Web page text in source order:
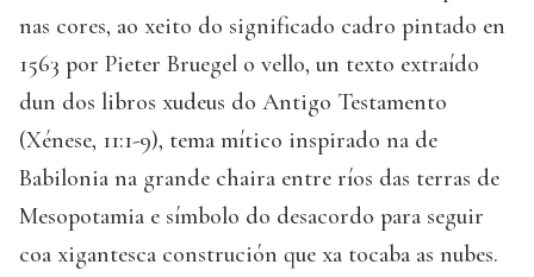
nas cores, ao xeito do significado cadro pintado en
1563 por Pieter Bruegel o vello, un texto extraído
dun dos libros xudeus do Antigo Testamento
(Xénese, 11:1-9), tema mítico inspirado na de
Babilonia na grande chaira entre ríos das terras de
Mesopotamia e símbolo do desacordo para seguir
coa xigantesca construción que xa tocaba as nubes.